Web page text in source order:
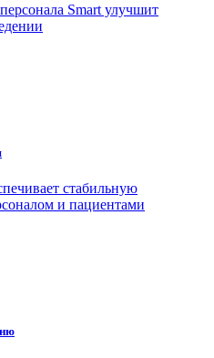
Smart улучшит
стабильную
и пациентами